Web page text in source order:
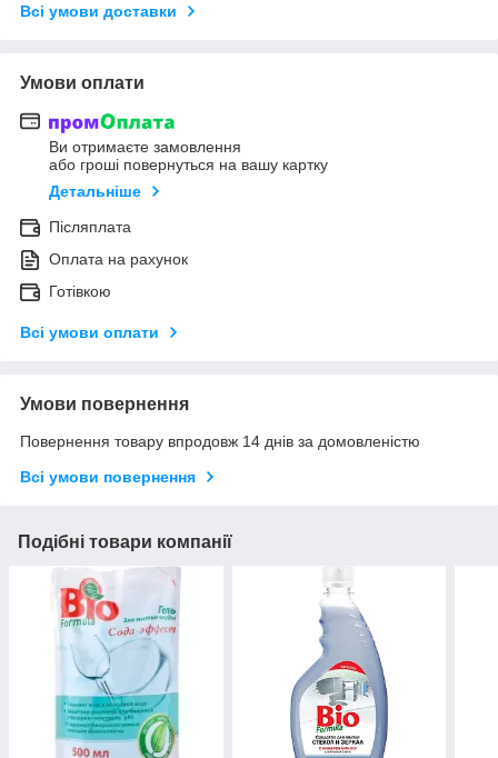
Всі умови доставки
Умови оплати
Ви отримаєте замовлення
або гроші повернуться на вашу картку
Детальніше
Післяплата
Оплата на рахунок
Готівкою
Всі умови оплати
Умови повернення
Повернення товару впродовж 14 днів за домовленістю
Всі умови повернення
Подібні товари компанії